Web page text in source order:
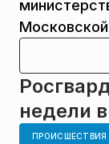
недели
ПРОИСШЕСТВИЯ